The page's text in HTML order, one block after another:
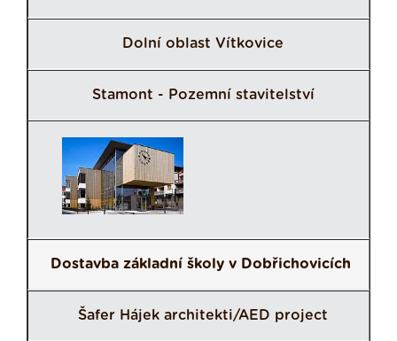
Dolní oblast Vítkovice
Stamont - Pozemní stavitelství
Dostavba základní školy v Dobřichovicích
Šafer Hájek architekti/AED project